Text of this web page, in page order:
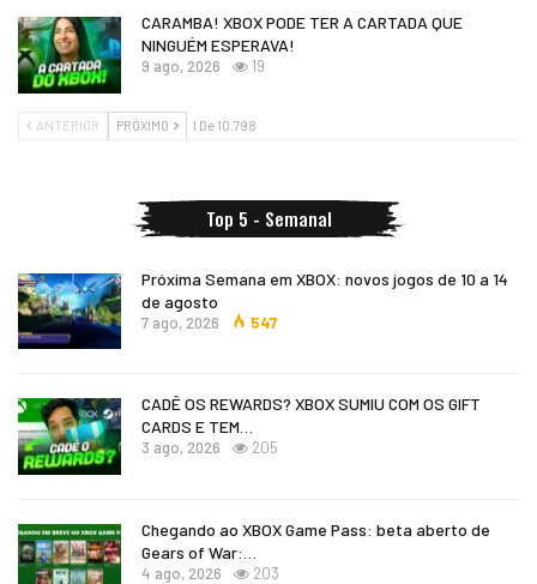
CARAMBA! XBOX PODE TER A CARTADA QUE
NINGUÉM ESPERAVA!
9 ago, 2026 19
ANTERIOR PRÓXIMO 1 De 10.798
Top 5 - Semanal
Próxima Semana em XBOX: novos jogos de 10 a 14
de agosto
7 ago, 2026 547
CADÊ OS REWARDS? XBOX SUMIU COM OS GIFT
CARDS E TEM…
3 ago, 2026 205
Chegando ao XBOX Game Pass: beta aberto de
Gears of War:…
4 ago, 2026 203